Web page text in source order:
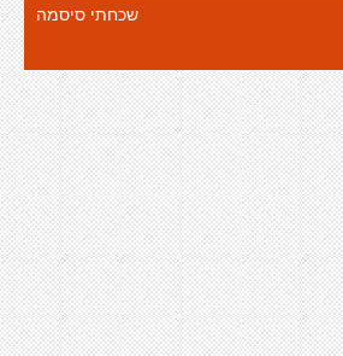
שכחתי סיסמה